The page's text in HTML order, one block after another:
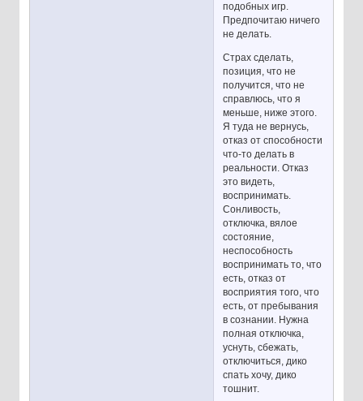
подобных игр.
Предпочитаю ничего
не делать.
Страх сделать,
позиция, что не
получится, что не
справлюсь, что я
меньше, ниже этого.
Я туда не вернусь,
отказ от способности
что-то делать в
реальности. Отказ
это видеть,
воспринимать.
Сонливость,
отключка, вялое
состояние,
неспособность
воспринимать то, что
есть, отказ от
восприятия того, что
есть, от пребывания
в сознании. Нужна
полная отключка,
уснуть, сбежать,
отключиться, дико
спать хочу, дико
тошнит.